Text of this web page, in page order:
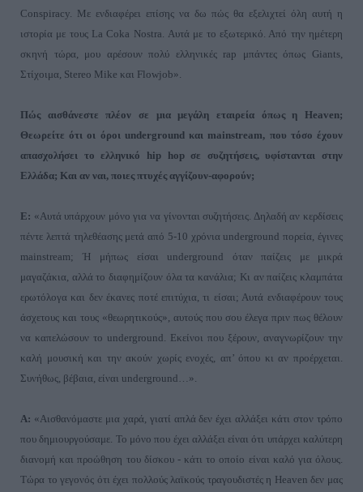
Conspiracy . Με ενδιαφέρει επίσης να δω πώς θα εξελιχτεί όλη αυτή η
ιστορία με τους La Coka Nostra . Αυτά με το εξωτερικό. Από την ημέτερη
σκηνή τώρα, μου αρέσουν πολύ ελληνικές rap μπάντες όπως Giants
Στίχοιμα, Stereo Mike και Flowjob».
Πώς αισθάνεστε πλέον σε μια μεγάλη εταιρεία όπως η Heaven;
Θεωρείτε ότι οι όροι underground και mainstream, που τόσο έχουν
απασχολήσει το ελληνικό hip hopσε συζητήσεις, υφίστανται στην
Ελλάδα; Και αν ναι, ποιες πτυχές αγγίζουν-αφορούν;
Ε: «Αυτά υπάρχουν μόνο για να γίνονται συζητήσεις. Δηλαδή αν κερδίσεις
πέντε λεπτά τηλεθέασης μετά από 5-10 χρόνια underground πορεία, έγινες
mainstream; Ή μήπως είσαι underground όταν παίζεις με μικρά
μαγαζάκια, αλλά το διαφημίζουν όλα τα κανάλια; Κι αν παίζεις κλαμπάτα
ερωτόλογα και δεν έκανες ποτέ επιτύχια, τι είσαι; Αυτά ενδιαφέρουν τους
άσχετους και τους «θεωρητικούς», αυτούς που σου έλεγα πριν πως θέλουν
να καπελώσουν το underground . Εκείνοι που ξέρουν, αναγνωρίζουν την
καλή μουσική και την ακούν χωρίς ενοχές, απ’ όπου κι αν προέρχεται.
Συνήθως, βέβαια, είναι underground ».
A: «Αισθανόμαστε μια χαρά, γιατί απλά δεν έχει αλλάξει κάτι στον τρόπο
που δημιουργούσαμε. Το μόνο που έχει αλλάξει είναι ότι υπάρχει καλύτερη
διανομή και προώθηση του δίσκου - κάτι το οποίο είναι καλό για όλους.
Τώρα το γεγονός ότι έχει πολλούς λαϊκούς τραγουδιστές η Heaven δεν μας